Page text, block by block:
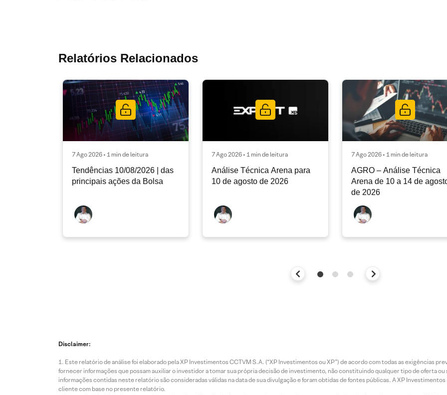
Relatórios Relacionados
7 Ago 2026 • 1 min de leitura
Tendências 10/08/2026 | das
principais ações da Bolsa
7 Ago 2026 • 1 min de leitura
Análise Técnica Arena para
10 de agosto de 2026
7 Ago 2026 • 1 min de leitura
AGRO – Análise Técnica
Arena de 10 a 14 de
de 2026
Disclaimer:
Este relatório de análise foi elaborado pela XP Investimentos CCTVM S.A. (“XP Investimentos ou XP”) de acordo com todas as exigências
fornecer informações que possam auxiliar o investidor a tomar sua própria decisão de investimento, não constituindo qualquer tipo de oferta
informações contidas neste relatório são consideradas válidas na data de sua divulgação e foram obtidas de fontes públicas. A XP
cliente com base no presente relatório.